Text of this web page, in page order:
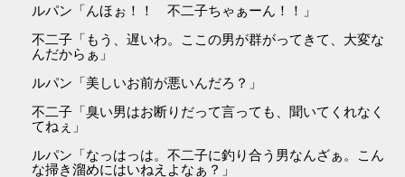
ルパン「んほぉ！！ 不二子ちゃぁーん！！」
不二子「もう、遅いわ。ここの男が群がってきて、大変な
んだからぁ」
ルパン「美しいお前が悪いんだろ？」
不二子「臭い男はお断りだって言っても、聞いてくれなく
てねぇ」
ルパン「なっはっは。不二子に釣り合う男なんざぁ。こん
な掃き溜めにはいねえよなぁ？」